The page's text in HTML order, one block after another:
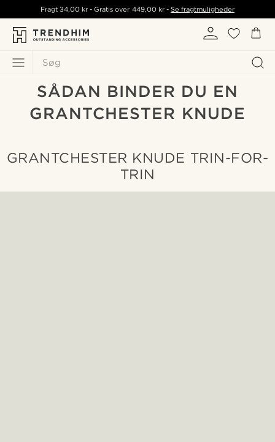
Søg
Fragt34,00 kr - Gratis over 449,00 kr- Se fragtmuligheder
SÅDAN BINDER DU EN
GRANTCHESTER KNUDE
GRANTCHESTER KNUDE TRIN-FOR-
TRIN